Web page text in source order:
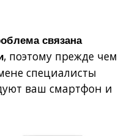
связана
, поэтому прежде чем
специалисты
ваш смартфон и